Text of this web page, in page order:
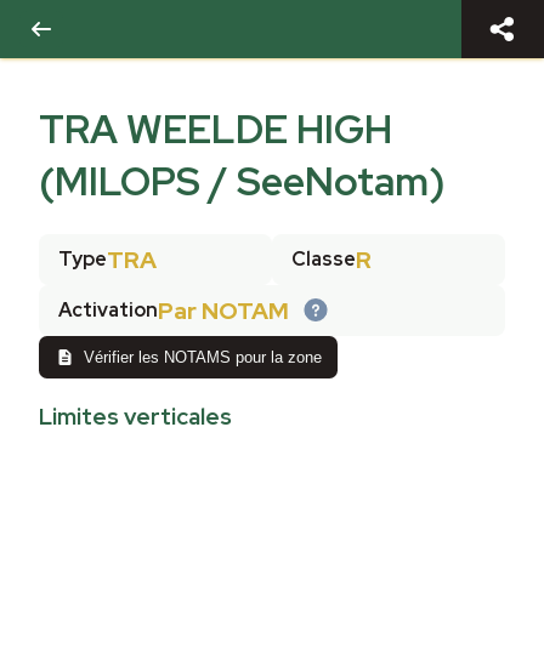
TRA WEELDE HIGH
(MILOPS / SeeNotam)
TypeTRA ClasseR
ActivationPar NOTAM
Vérifier les NOTAMS pour la zone
Limites verticales